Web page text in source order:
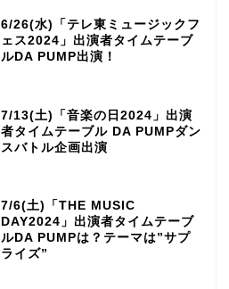
6/26(水)「テレ東ミュージックフ
ェス2024」出演者タイムテーブ
ルDA PUMP出演！
7/13(土)「音楽の日2024」出演
者タイムテーブル DA PUMPダン
スバトル企画出演
7/6(土)「THE MUSIC
DAY2024」出演者タイムテーブ
ルDA PUMPは？テーマは”サプ
ライズ”